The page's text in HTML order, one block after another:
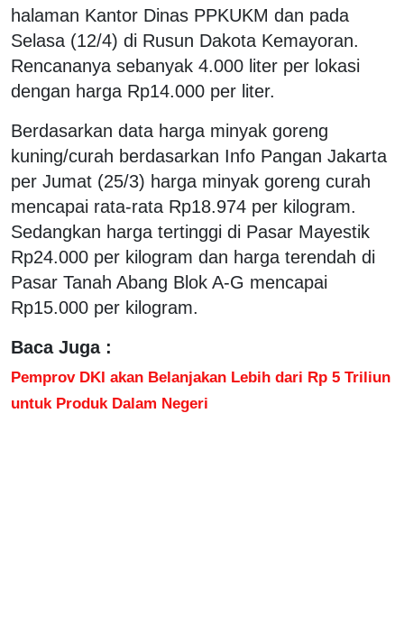
halaman Kantor Dinas PPKUKM dan pada
Selasa (12/4) di Rusun Dakota Kemayoran.
Rencananya sebanyak 4.000 liter per lokasi
dengan harga Rp14.000 per liter.
Berdasarkan data harga minyak goreng
kuning/curah berdasarkan Info Pangan Jakarta
per Jumat (25/3) harga minyak goreng curah
mencapai rata-rata Rp18.974 per kilogram.
Sedangkan harga tertinggi di Pasar Mayestik
Rp24.000 per kilogram dan harga terendah di
Pasar Tanah Abang Blok A-G mencapai
Rp15.000 per kilogram.
Baca Juga :
Pemprov DKI akan Belanjakan Lebih dari Rp 5 Triliun
untuk Produk Dalam Negeri